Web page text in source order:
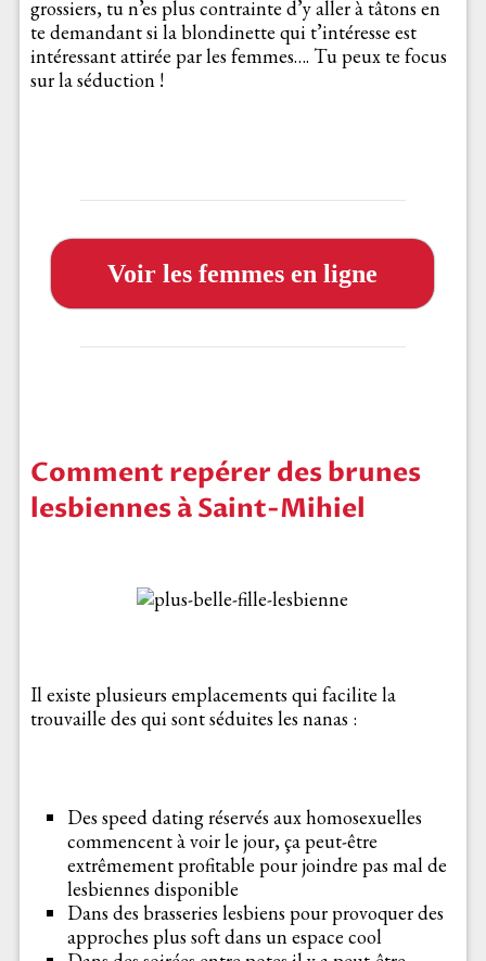
grossiers, tu n’es plus contrainte d’y aller à tâtons en
te demandant si la blondinette qui t’intéresse est
intéressant attirée par les femmes…. Tu peux te focus
sur la séduction !
Voir les femmes en ligne
Comment repérer des brunes
lesbiennes à Saint-Mihiel
Il existe plusieurs emplacements qui facilite la
trouvaille des qui sont séduites les nanas :
Des speed dating réservés aux homosexuelles
commencent à voir le jour, ça peut-être
extrêmement profitable pour joindre pas mal de
lesbiennes disponible
Dans des brasseries lesbiens pour provoquer des
approches plus soft dans un espace cool